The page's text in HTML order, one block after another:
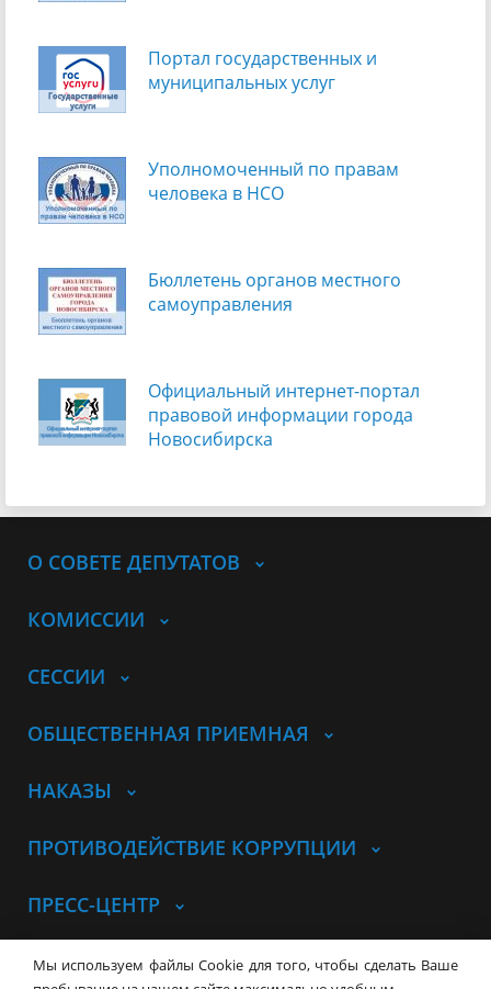
Портал государственных и
муниципальных услуг
Уполномоченный по правам
человека в НСО
Бюллетень органов местного
самоуправления
Официальный интернет-портал
правовой информации города
Новосибирска
О СОВЕТЕ ДЕПУТАТОВ
КОМИССИИ
СЕССИИ
ОБЩЕСТВЕННАЯ ПРИЕМНАЯ
НАКАЗЫ
ПРОТИВОДЕЙСТВИЕ КОРРУПЦИИ
ПРЕСС-ЦЕНТР
© Совет депутатов города
Мы используем файлы Cookie для того, чтобы сделать Ваше